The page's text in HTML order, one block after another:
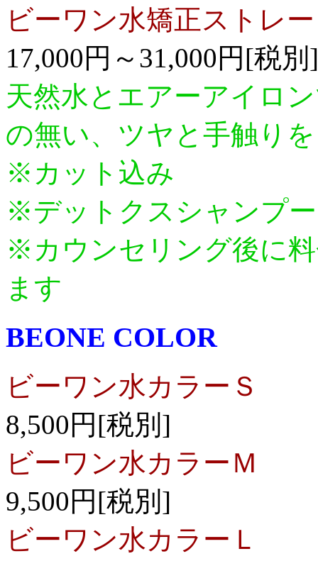
ビーワン水矯正ストレ
17,000円～31,000円[税別]
天然水とエアーアイロ
の無い、ツヤと手触り
※カット込み
※デットクスシャンプ
※カウンセリング後に
ます
BEONE COLOR
ビーワン水カラーＳ
8,500円[税別]
ビーワン水カラーＭ
9,500円[税別]
ビーワン水カラーＬ